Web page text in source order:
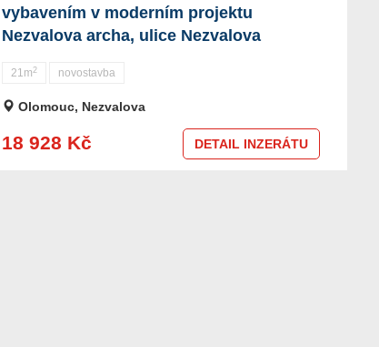
vybavením v moderním projektu
Nezvalova archa, ulice Nezvalova
21m2 novostavba
Olomouc, Nezvalova
18 928 Kč DETAIL INZERÁTU